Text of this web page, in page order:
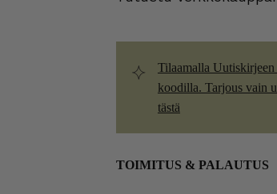
Tilaamalla Uutiskirjeen
koodilla. Tarjous vain
tästä
TOIMITUS & PALAUTUS